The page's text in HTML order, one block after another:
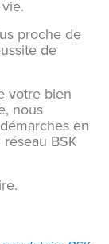
proche de
de
votre bien
nous
en
BSK